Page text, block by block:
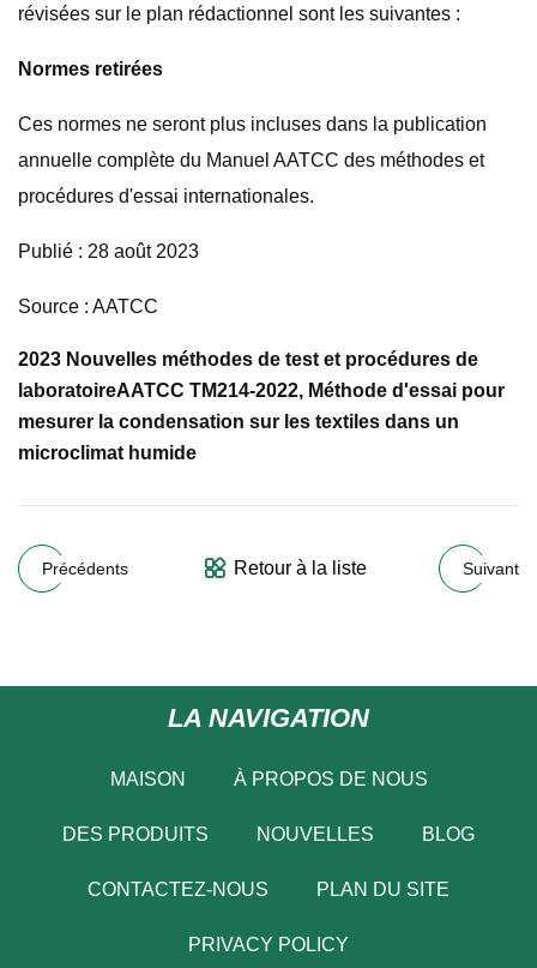
révisées sur le plan rédactionnel sont les suivantes :
Normes retirées
Ces normes ne seront plus incluses dans la publication
annuelle complète du Manuel AATCC des méthodes et
procédures d'essai internationales.
Publié : 28 août 2023
Source : AATCC
2023 Nouvelles méthodes de test et procédures de
laboratoireAATCC TM214-2022, Méthode d'essai pour
mesurer la condensation sur les textiles dans un
microclimat humide
Précédents Retour à la liste Suivant
LA NAVIGATION
MAISON À PROPOS DE NOUS
DES PRODUITS NOUVELLES BLOG
CONTACTEZ-NOUS PLAN DU SITE
PRIVACY POLICY